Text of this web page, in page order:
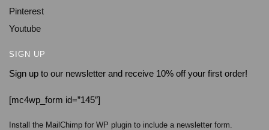
Pinterest
Youtube
SIGN UP
Sign up to our newsletter and receive 10% off your first order!
[mc4wp_form id=”145″]
Install the MailChimp for WP plugin to include a newsletter form.